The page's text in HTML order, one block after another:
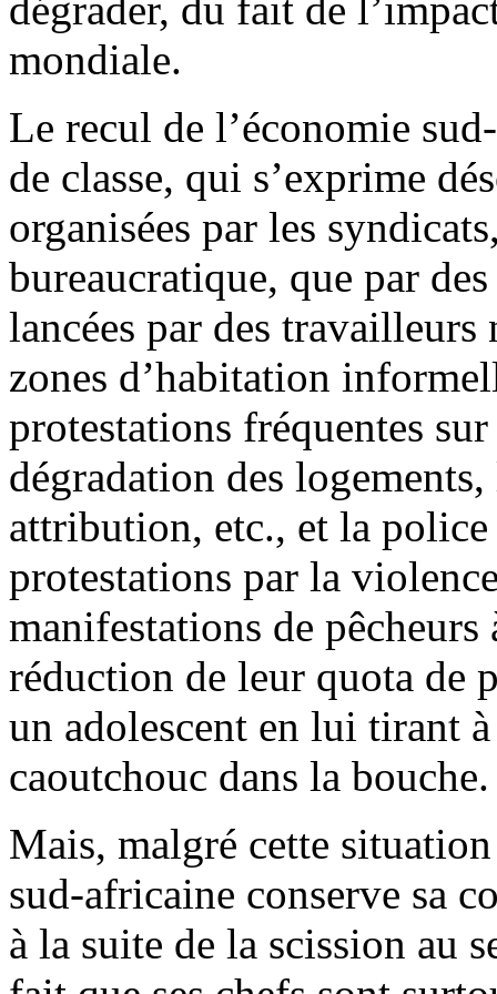
mondiale.
Le recul de l’économie
de classe, qui s’exprime
organisées par les
bureaucratique, que par
lancées par des
zones d’habitation
protestations fréquentes
dégradation des
attribution, etc., et la police
protestations par la
manifestations de
réduction de leur quota de
un adolescent en lui tirant
caoutchouc dans la bouche.
Mais, malgré cette
sud-africaine conserve sa
à la suite de la scission au